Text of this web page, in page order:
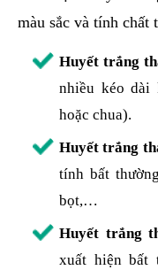
màu sắc và tính chất
Huyết trắng
nhiều kéo dài
hoặc chua).
Huyết trắng
tính bất
bọt,…
Huyết trắng
xuất hiện bất